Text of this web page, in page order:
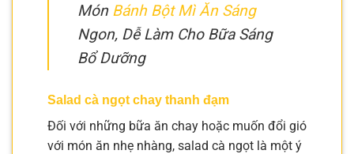
Món Bánh Bột Mì Ăn Sáng
Ngon, Dễ Làm Cho Bữa Sáng
Bổ Dưỡng
Salad cà ngọt chay thanh đạm
Đối với những bữa ăn chay hoặc muốn đổi gió
với món ăn nhẹ nhàng, salad cà ngọt là một ý